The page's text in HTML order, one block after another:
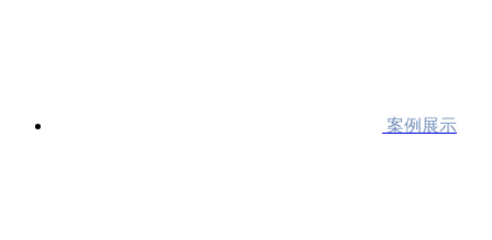
案例展示